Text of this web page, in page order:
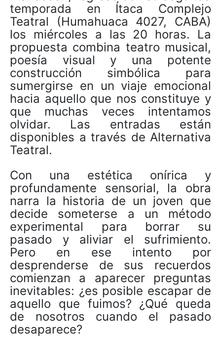
temporada en Ítaca Complejo
Teatral (Humahuaca 4027, CABA)
los miércoles a las 20 horas. La
propuesta combina teatro musical,
poesía visual y una potente
construcción simbólica para
sumergirse en un viaje emocional
hacia aquello que nos constituye y
que muchas veces intentamos
olvidar. Las entradas están
disponibles a través de Alternativa
Teatral.
Con una estética onírica y
profundamente sensorial, la obra
narra la historia de un joven que
decide someterse a un método
experimental para borrar su
pasado y aliviar el sufrimiento.
Pero en ese intento por
desprenderse de sus recuerdos
comienzan a aparecer preguntas
inevitables: ¿es posible escapar de
aquello que fuimos? ¿Qué queda
de nosotros cuando el pasado
desaparece?